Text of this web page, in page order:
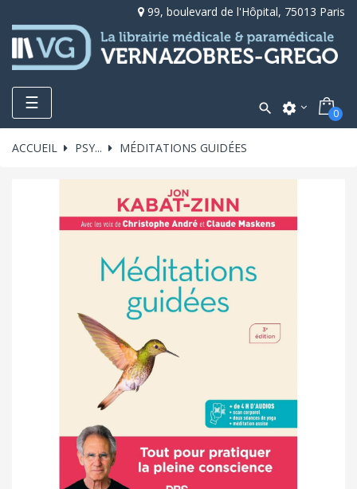
99, boulevard de l'Hôpital, 75013 Paris
Toggle
navigation
☰  settings 0
ACCUEIL PSY... MÉDITATIONS GUIDÉES